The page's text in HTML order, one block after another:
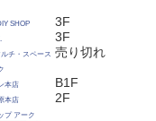
SHOP
3F
3F
チ・スペース 売り切れ
本店
B1F
本店
2F
プ アーク